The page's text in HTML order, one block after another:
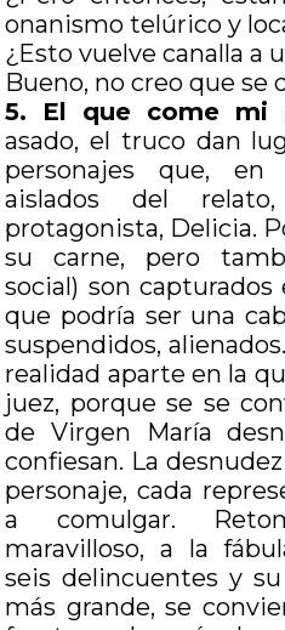
onanismo telúrico y
¿Esto vuelve canalla a
Bueno, no creo que se
5. El que come mi
asado, el truco dan
personajes que,
aislados del
protagonista, Delicia.
su carne, pero
social) son
que podría ser una
suspendidos,
realidad aparte en la
juez, porque se se
de Virgen María
confiesan. La
personaje, cada
a comulgar.
maravilloso, a la
seis delincuentes y
más grande, se